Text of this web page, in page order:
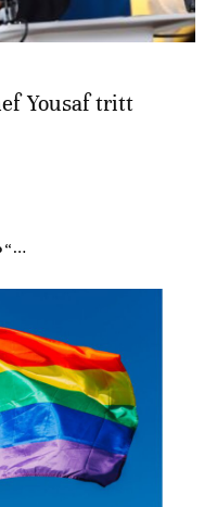
Yousaf tritt